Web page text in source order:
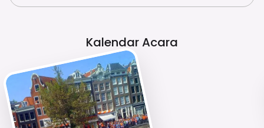
Kalendar Acara